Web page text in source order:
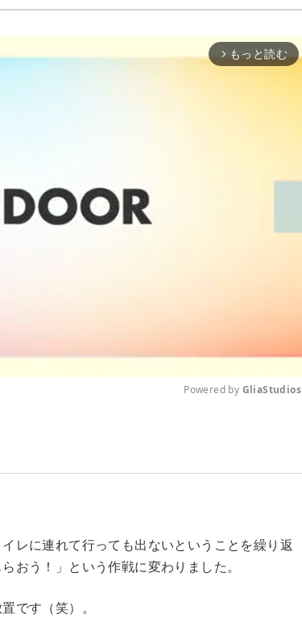
arrow_forward_ios もっと読む
t
Powered by GliaStudios
レに連れて行っても出ないということを繰り返
おう！」という作戦に変わりました。
です（笑）。